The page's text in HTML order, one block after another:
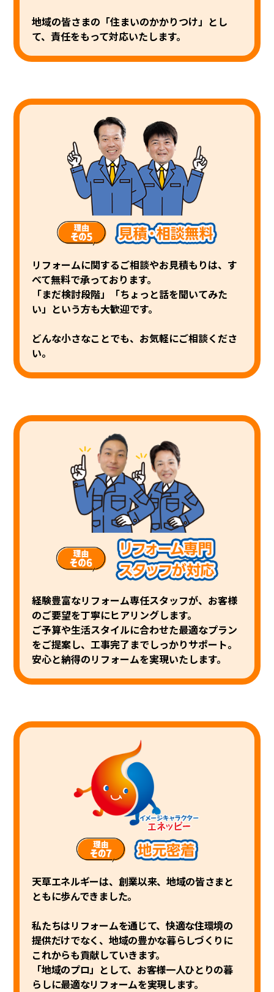
地域の皆さまの「住まいのかかりつけ」とし
て、責任をもって対応いたします。
リフォームに関するご相談やお見積もりは、す
べて無料で承っております。
「まだ検討段階」「ちょっと話を聞いてみた
い」という方も大歓迎です。
どんな小さなことでも、お気軽にご相談くださ
い。
経験豊富なリフォーム専任スタッフが、お客様
のご要望を丁寧にヒアリングします。
ご予算や生活スタイルに合わせた最適なプラン
をご提案し、工事完了までしっかりサポート。
安心と納得のリフォームを実現いたします。
天草エネルギーは、創業以来、地域の皆さまと
ともに歩んできました。
私たちはリフォームを通じて、快適な住環境の
提供だけでなく、地域の豊かな暮らしづくりに
これからも貢献していきます。
「地域のプロ」として、お客様一人ひとりの暮
らしに最適なリフォームを実現します。